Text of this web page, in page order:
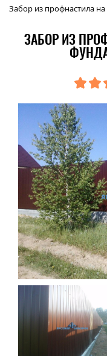
Забор из профнастила
ЗАБОР ИЗ